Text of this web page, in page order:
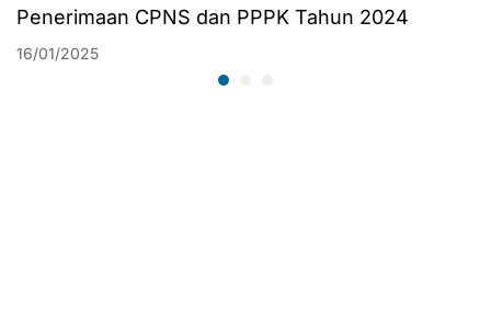
Penerimaan CPNS dan PPPK Tahun 2024
16/01/2025